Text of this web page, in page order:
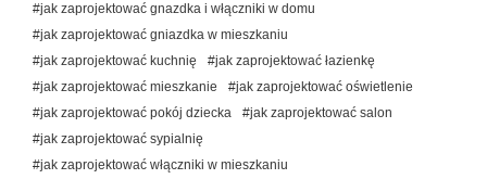
#jak zaprojektować gnazdka i włączniki w domu
#jak zaprojektować gniazdka w mieszkaniu
#jak zaprojektować kuchnię
#jak zaprojektować łazienkę
#jak zaprojektować mieszkanie
#jak zaprojektować oświetlenie
#jak zaprojektować pokój dziecka
#jak zaprojektować salon
#jak zaprojektować sypialnię
#jak zaprojektować włączniki w mieszkaniu